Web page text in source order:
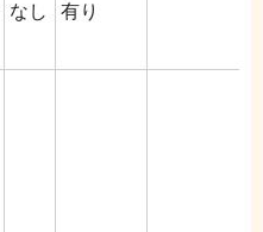
なし 有り